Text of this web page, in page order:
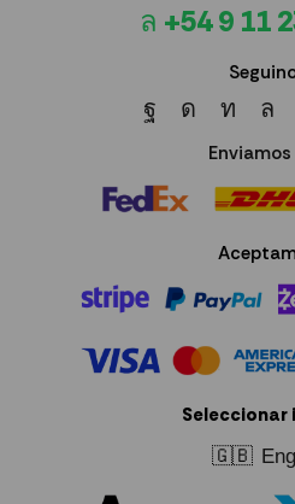
+54 9 11
Seleccionar
🇬🇧